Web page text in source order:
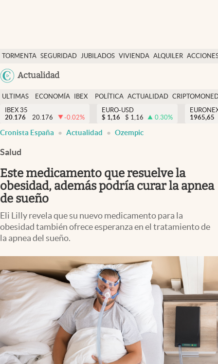
TORMENTA SEGURIDAD JUBILADOS VIVIENDA ALQUILER
USA
Actualidad
Economía y finanzas
Política
Actualidad
Criptomonedas
España
ULTIMAS
NOTICIAS
ECONOMÍA
FINANZAS
IBEX
EURO
POLÍTICA ACTUALIDAD
IBEX 35
20.176
20.176 -0.02%
EURO-USD
$ 1,16 $ 1,16 0.30%
1965,65
Cronista España Actualidad Ozempic
Salud
Este medicamento que resuelve la
obesidad, además podría curar la apnea
de sueño
Eli Lilly revela que su nuevo medicamento para la
obesidad también ofrece esperanza en el tratamiento de
la apnea del sueño.